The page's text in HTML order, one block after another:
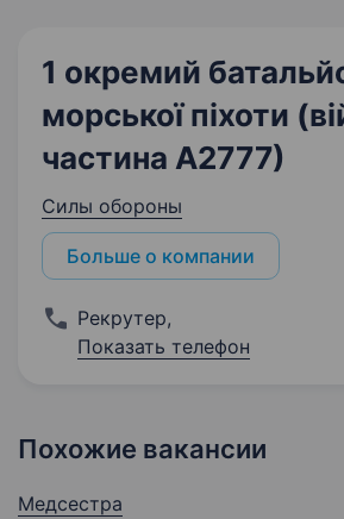
1 окремий
морської піхоти
частина А2777)
Силы обороны
Больше о компании
Рекрутер,
Показать телефон
Похожие вакансии
Медсестра